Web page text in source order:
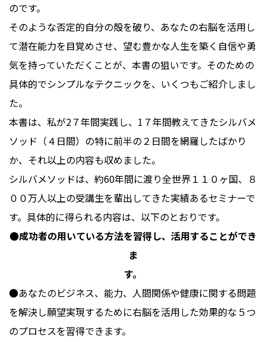
のです。
そのような否定的自分の殻を破り、あなたの右脳を活用し
て潜在能力を目覚めさせ、望む豊かな人生を築く自信や勇
気を持っていただくことが、本書の狙いです。そのための
具体的でシンプルなテクニックを、いくつもご紹介しまし
た。
本書は、私が2７年間実践し、1７年間教えてきたシルバメ
ソッド（４日間）の特に前半の２日間を網羅したばかり
か、それ以上の内容も収めました。
シルバメソッドは、約60年間に渡り全世界１１０ヶ国、８
００万人以上の受講生を輩出してきた実績あるセミナーで
す。具体的に得られる内容は、以下のとおりです。
●成功者の用いている方法を習得し、活用することができ
ま
す。
●あなたのビジネス、能力、人間関係や健康に関する問題
を解決し願望実現するために右脳を活用した効果的な５つ
のプロセスを習得できます。